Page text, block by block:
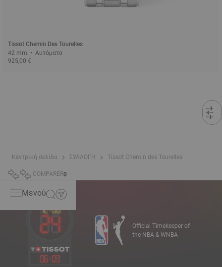
Tissot Chemin Des Tourelles
42 mm • Αυτόματο
925,00 €
Κεντρική σελίδα ΣΥΛΛΟΓΗ Tissot Chemin des Tourelles
COMPARER0
Μενού
06:03
Official Timekeeper of
the NBA & WNBA